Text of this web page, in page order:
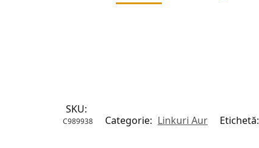
SKU:
C989938 Categorie: Linkuri Aur Etichetă: